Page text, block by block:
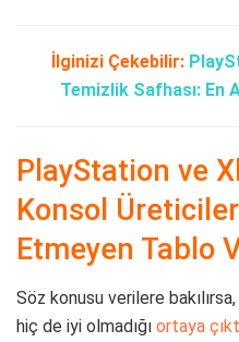
İlginizi Çekebilir:
Temizlik Safhası: En
PlayStation ve
Konsol
Etmeyen Tablo
Söz konusu verilere
hiç de iyi olmadığı ortaya